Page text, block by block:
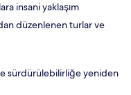
insani yaklaşım
düzenlenen turlar ve
sürdürülebilirliğe yeniden